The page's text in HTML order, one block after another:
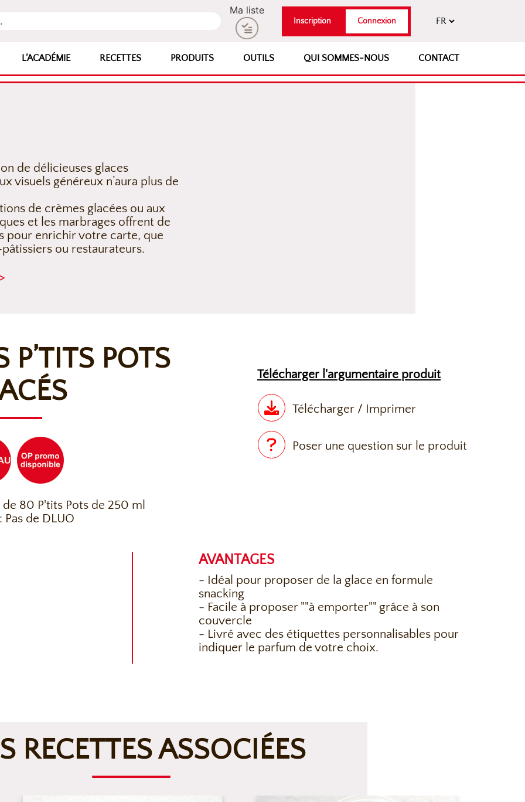
Ma liste
Inscription Connexion
L’ACADÉMIE RECETTES PRODUITS OUTILS QUI SOMMES-NOUS CONTACT
de délicieuses glaces
visuels généreux n’aura plus de
de crèmes glacées ou aux
et les marbrages offrent de
pour enrichir votre carte, que
ou restaurateurs.
P’TITS POTS
80 P'tits Pots de 250 ml
Pas de DLUO
Télécharger l'argumentaire produit
Télécharger / Imprimer
Poser une question sur le produit
AVANTAGES
- Idéal pour proposer de la glace en formule
snacking
- Facile à proposer ""à emporter"" grâce à son
couvercle
- Livré avec des étiquettes personnalisables pour
indiquer le parfum de votre choix.
RECETTES ASSOCIÉES